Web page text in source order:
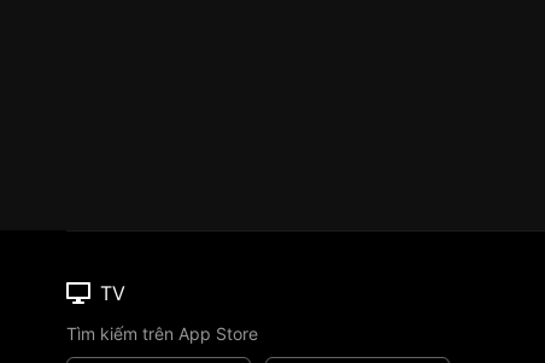
TV
Tìm kiếm trên App Store